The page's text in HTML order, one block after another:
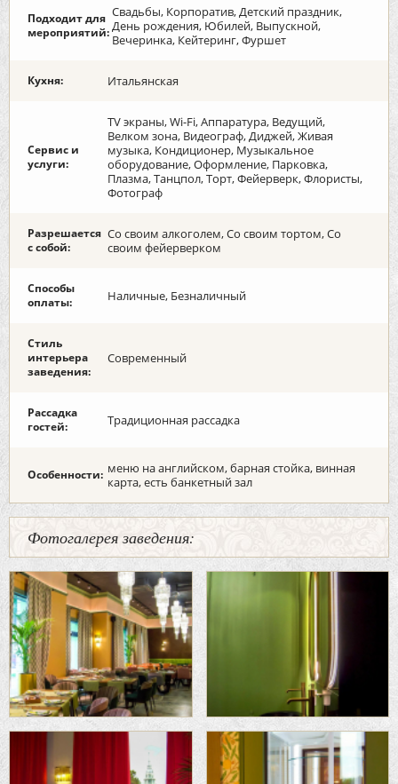
Подходит для
мероприятий:
Свадьбы, Корпоратив, Детский праздник,
День рождения, Юбилей, Выпускной,
Вечеринка, Кейтеринг, Фуршет
Кухня: Итальянская
Сервис и
услуги:
TV экраны, Wi-Fi, Аппаратура, Ведущий,
Велком зона, Видеограф, Диджей, Живая
музыка, Кондиционер, Музыкальное
оборудование, Оформление, Парковка,
Плазма, Танцпол, Торт, Фейерверк, Флористы,
Фотограф
Разрешается
с собой:
Со своим алкоголем, Со своим тортом, Со
своим фейерверком
Способы
оплаты:
Наличные, Безналичный
Стиль
интерьера
заведения:
Современный
Рассадка
гостей:
Традиционная рассадка
Особенности: меню на английском, барная стойка, винная
карта, есть банкетный зал
Фотогалерея заведения: